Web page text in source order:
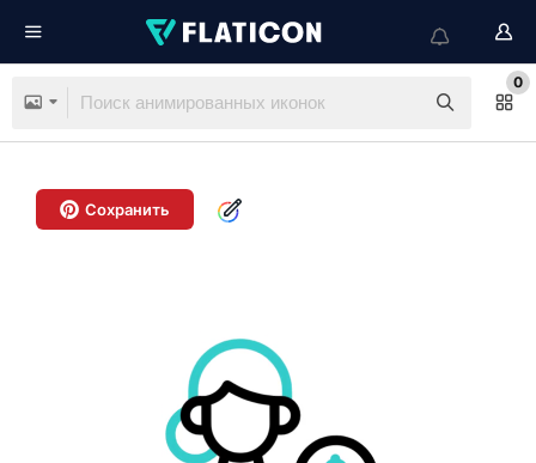
0
Сохранить